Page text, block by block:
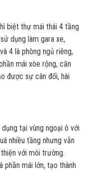
biệt thự mái thái 4 tầng
dụng làm gara xe,
4 là phòng ngủ riêng,
mái xòe rộng, căn
được sự cân đối, hài
tại vùng ngoại ô với
nhiều tầng nhưng vẫn
với môi trường.
mái lớn, tạo thành